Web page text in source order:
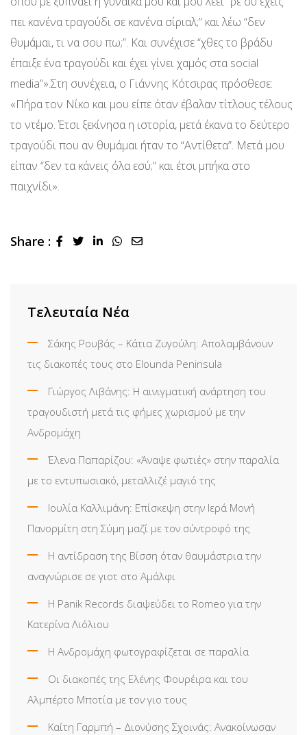
πει κανένα τραγούδι σε κανένα σίριαλ;” και λέω “δεν
θυμάμαι, τι να σου πω;”. Και συνέχισε “χθες το βράδυ
έπαιξε ένα τραγούδι και έχει γίνει χαμός στα social
media”».Στη συνέχεια, ο Γιάννης Κότσιρας πρόσθεσε:
«Πήρα τον Νίκο και μου είπε όταν έβαλαν τίτλους τέλους
το ντέμο. Έτσι ξεκίνησα η ιστορία, μετά έκανα το δεύτερο
τραγούδι που αν θυμάμαι ήταν το “Αντίθετα”. Μετά μου
είπαν “δεν τα κάνεις όλα εσύ;” και έτσι μπήκα στο
παιχνίδι».
Share : LinkedInWhatsapp
Share
Τελευταία Νέα
Σάκης Ρουβάς – Κάτια Ζυγούλη: Απολαμβάνουν
τις διακοπές τους στο Elounda Peninsula
Γιώργος Λιβάνης: Η αινιγματική ανάρτηση του
τραγουδιστή μετά τις φήμες χωρισμού με την
Ανδρομάχη
Έλενα Παπαρίζου: «Άναψε φωτιές» στην παραλία
με το εντυπωσιακό, μεταλλιζέ μαγιό της
Ιουλία Καλλιμάνη: Επίσκεψη στην Ιερά Μονή
Πανορμίτη στη Σύμη μαζί με τον σύντροφό της
Η αντίδραση της Βίσση όταν θαυμάστρια την
αναγνώρισε σε γιοτ στο Αμάλφι
Η Panik Records διαψεύδει το Romeo για την
Κατερίνα Λιόλιου
Η Ανδρομάχη φωτογραφίζεται σε παραλία
Οι διακοπές της Ελένης Φουρέιρα και του
Αλμπέρτο Μποτία με τον γιο τους
Καίτη Γαρμπή – Διονύσης Σχοινάς: Ανακοίνωσαν